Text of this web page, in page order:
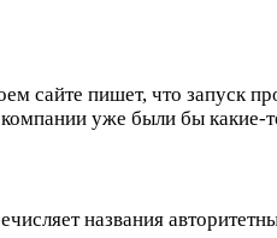
сайте пишет, что запуск
уже были бы какие-
названия